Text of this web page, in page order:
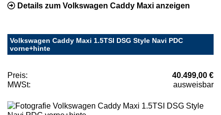
Details zum Volkswagen Caddy Maxi anzeigen
Volkswagen Caddy Maxi 1.5TSI DSG Style Navi PDC
vorne+hinte
Preis:
40.499,00 €
MWSt:
ausweisbar